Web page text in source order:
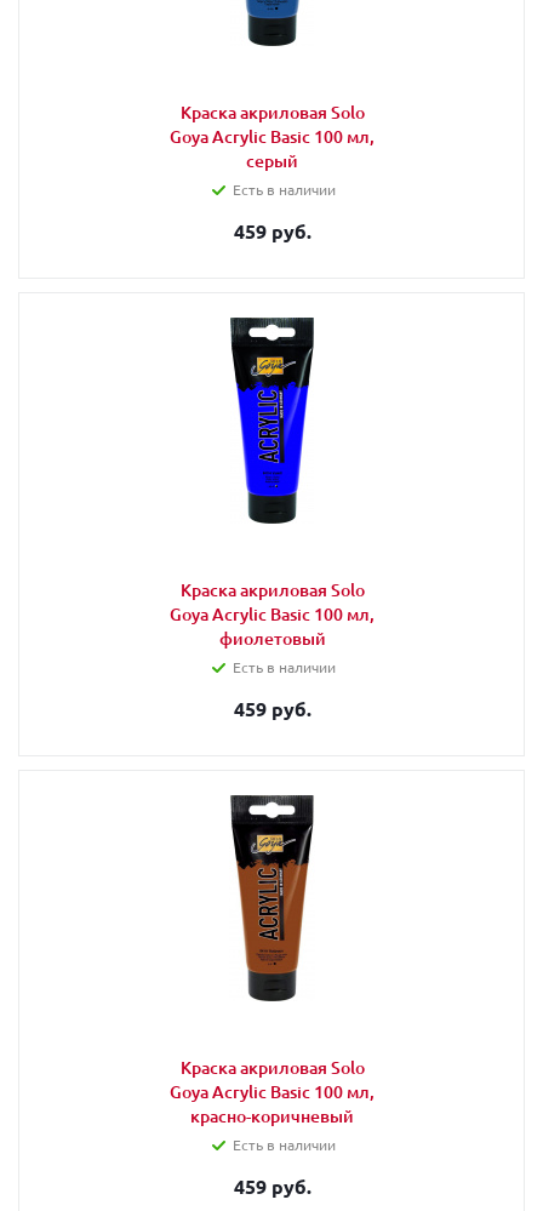
Краска акриловая Solo
Goya Acrylic Basic 100 мл,
серый
Есть в наличии
459 руб.
Краска акриловая Solo
Goya Acrylic Basic 100 мл,
фиолетовый
Есть в наличии
459 руб.
Краска акриловая Solo
Goya Acrylic Basic 100 мл,
красно-коричневый
Есть в наличии
459 руб.